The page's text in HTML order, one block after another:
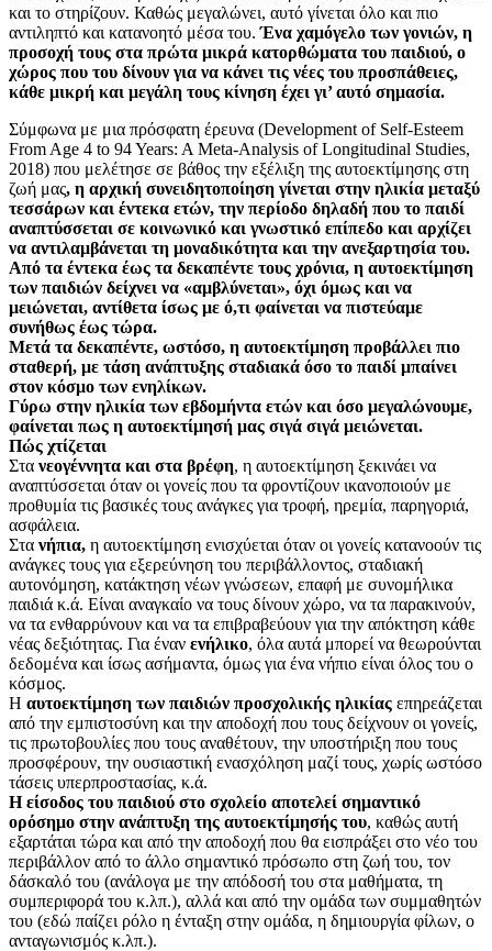
και το στηρίζουν. Καθώς μεγαλώνει, αυτό γίνεται όλο και πιο
αντιληπτό και κατανοητό μέσα του. Ένα χαμόγελο των γονιών, η
προσοχή τους στα πρώτα μικρά κατορθώματα του παιδιού, ο
χώρος που του δίνουν για να κάνει τις νέες του προσπάθειες,
κάθε μικρή και μεγάλη τους κίνηση έχει γι’ αυτό σημασία.
Σύμφωνα με μια πρόσφατη έρευνα (Development of Self-Esteem
From Age 4 to 94 Years: A Meta-Analysis of Longitudinal Studies,
2018) που μελέτησε σε βάθος την εξέλιξη της αυτοεκτίμησης στη
ζωή μας, η αρχική συνειδητοποίηση γίνεται στην ηλικία μεταξύ
τεσσάρων και έντεκα ετών, την περίοδο δηλαδή που το παιδί
αναπτύσσεται σε κοινωνικό και γνωστικό επίπεδο και αρχίζει
να αντιλαμβάνεται τη μοναδικότητα και την ανεξαρτησία του.
Από τα έντεκα έως τα δεκαπέντε τους χρόνια, η αυτοεκτίμηση
των παιδιών δείχνει να «αμβλύνεται», όχι όμως και να
μειώνεται, αντίθετα ίσως με ό,τι φαίνεται να πιστεύαμε
συνήθως έως τώρα.
Μετά τα δεκαπέντε, ωστόσο, η αυτοεκτίμηση προβάλλει πιο
σταθερή, με τάση ανάπτυξης σταδιακά όσο το παιδί μπαίνει
στον κόσμο των ενηλίκων.
Γύρω στην ηλικία των εβδομήντα ετών και όσο μεγαλώνουμε,
φαίνεται πως η αυτοεκτίμησή μας σιγά σιγά μειώνεται.
Πώς χτίζεται
Στα νεογέννητα και στα βρέφη, η αυτοεκτίμηση ξεκινάει να
αναπτύσσεται όταν οι γονείς που τα φροντίζουν ικανοποιούν με
προθυμία τις βασικές τους ανάγκες για τροφή, ηρεμία, παρηγοριά,
ασφάλεια.
Στα νήπια, η αυτοεκτίμηση ενισχύεται όταν οι γονείς κατανοούν τις
ανάγκες τους για εξερεύνηση του περιβάλλοντος, σταδιακή
αυτονόμηση, κατάκτηση νέων γνώσεων, επαφή με συνομήλικα
παιδιά κ.ά. Είναι αναγκαίο να τους δίνουν χώρο, να τα παρακινούν,
να τα ενθαρρύνουν και να τα επιβραβεύουν για την απόκτηση κάθε
νέας δεξιότητας. Για έναν ενήλικο, όλα αυτά μπορεί να θεωρούνται
δεδομένα και ίσως ασήμαντα, όμως για ένα νήπιο είναι όλος του ο
κόσμος.
Η αυτοεκτίμηση των παιδιών προσχολικής ηλικίας επηρεάζεται
από την εμπιστοσύνη και την αποδοχή που τους δείχνουν οι γονείς,
τις πρωτοβουλίες που τους αναθέτουν, την υποστήριξη που τους
προσφέρουν, την ουσιαστική ενασχόληση μαζί τους, χωρίς ωστόσο
τάσεις υπερπροστασίας, κ.ά.
Η είσοδος του παιδιού στο σχολείο αποτελεί σημαντικό
ορόσημο στην ανάπτυξη της αυτοεκτίμησής του, καθώς αυτή
εξαρτάται τώρα και από την αποδοχή που θα εισπράξει στο νέο του
περιβάλλον από το άλλο σημαντικό πρόσωπο στη ζωή του, τον
δάσκαλό του (ανάλογα με την απόδοσή του στα μαθήματα, τη
συμπεριφορά του κ.λπ.), αλλά και από την ομάδα των συμμαθητών
του (εδώ παίζει ρόλο η ένταξη στην ομάδα, η δημιουργία φίλων, ο
ανταγωνισμός κ.λπ.).